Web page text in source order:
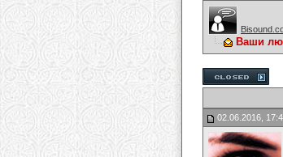
Ваши
02.06.2016,